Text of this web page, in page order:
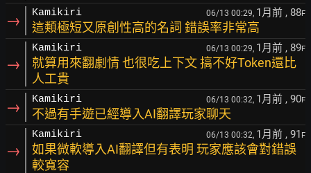
→ Kamikiri 06/13 00:29, 1月前 , 88F
這類極短又原創性高的名詞 錯誤率非常高
→
Kamikiri 06/13 00:29, 1月前 , 89F
就算用來翻劇情 也很吃上下文 搞不好Token還比
人工貴
→ Kamikiri 06/13 00:32, 1月前 , 90F
不過有手遊已經導入AI翻譯玩家聊天
→
Kamikiri 06/13 00:32, 1月前 , 91 F
如果微軟導入AI翻譯但有表明 玩家應該會對錯誤
較寬容